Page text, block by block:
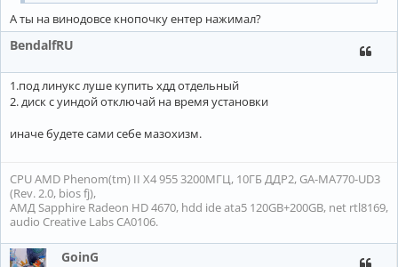
А ты на винодовсе кнопочку ентер нажимал?
BendalfRU
1.под линукс луше купить хдд отдельный
2. диск с уиндой отключай на время установки
иначе будете сами себе мазохизм.
CPU AMD Phenom(tm) II X4 955 3200МГЦ, 10ГБ ДДР2, GA-MA770-UD3
(Rev. 2.0, bios fj),
АМД Sapphire Radeon HD 4670, hdd ide ata5 120GB+200GB, net rtl8169,
audio Creative Labs CA0106.
GoinG